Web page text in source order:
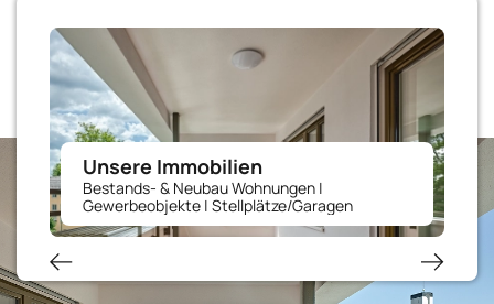
Unsere Immobilien
Bestands- & Neubau Wohnungen |
Gewerbeobjekte | Stellplätze/Garagen